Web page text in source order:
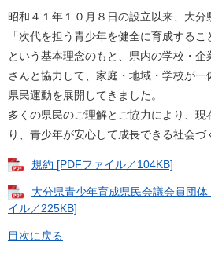
昭和４１年１０月８日の設立以来、大分
「次代を担う青少年を健全に育成するこ
という基本理念のもと、県内の学校・
さんと協力して、家庭・地域・学校が
県民運動を展開してきました。
多くの県民のご理解とご協力により、現
り、青少年が安心して成長できる社会づ
規約 [PDFファイル／104KB]
大分県青少年育成県民会議会員団
イル／225KB]
目次に戻る